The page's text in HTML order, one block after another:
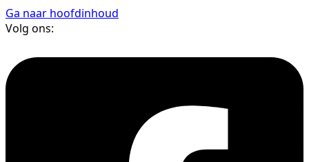
Ga naar hoofdinhoud
Volg ons: